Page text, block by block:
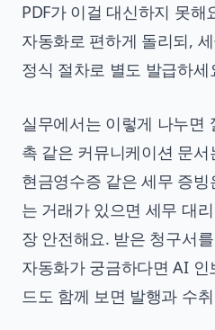
PDF가 이걸 대신하지 못해
자동화로 편하게 돌리되,
정식 절차로 별도 발급하세
실무에서는 이렇게 나누면
촉 같은 커뮤니케이션 문서
현금영수증 같은 세무 증
는 거래가 있으면 세무 대
장 안전해요. 받은 청구서
자동화가 궁금하다면AI 인
드도 함께 보면 발행과 수